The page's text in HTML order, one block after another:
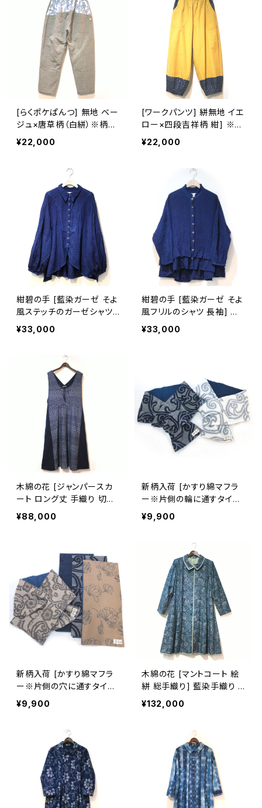
[らくポケぱんつ] 無地 ベー
ジュ×唐草柄（白絣）※柄部
分：手織り久留米絣使用 池
田絣工房
¥22,000
[ワークパンツ] 絣無地 イエ
ロー×四段吉祥柄 紺] ※柄
部分：藍染手織り久留米絣
使用 池田絣工房
¥22,000
紺碧の手 [藍染ガーゼ そよ
風ステッチのガーゼシャツ
長袖] 天然藍染×国産ガー
ゼ ※職人手染め
¥33,000
紺碧の手 [藍染ガーゼ そよ
風フリルのシャツ 長袖] 天
然藍染×国産ガーゼ ※職人
手染め
¥33,000
木綿の花 [ジャンパースカ
ート ロング丈 手織り 切替
え有] 四段吉祥柄 ※柄部
分：藍染手織り久留米絣使
¥88,000
新柄入荷 [かすり綿マフラ
ー※片側の輪に通すタイプ]
唐草文様 全2色 久留米絣×
天然藍染ガーゼ 池田絣工
¥9,900
新柄入荷 [かすり綿マフラ
ー※片側の穴に通すタイプ]
全4柄 久留米絣×天然藍染
ガーゼ 池田絣工房
¥9,900
木綿の花 [マントコート 絵
絣 総手織り] 藍染手織り リ
ーフパレード柄 久留米かす
り 袖口2way・半裏仕立て
¥132,000